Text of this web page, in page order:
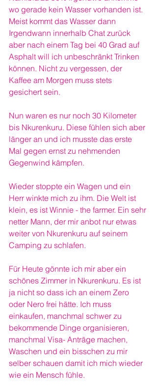
wo gerade kein Wasser vorhanden ist.
Meist kommt das Wasser dann
Irgendwann innerhalb Chat zurück
aber nach einem Tag bei 40 Grad auf
Asphalt will ich unbeschränkt Trinken
können. Nicht zu vergessen, der
Kaffee am Morgen muss stets
gesichert sein.
Nun waren es nur noch 30 Kilometer
bis Nkurenkuru. Diese fühlen sich aber
länger an und ich musste das erste
Mal gegen ernst zu nehmenden
Gegenwind kämpfen.
Wieder stoppte ein Wagen und ein
Herr winkte mich zu ihm. Die Welt ist
klein, es ist Winnie - the farmer. Ein sehr
netter Mann, der mir anbot nur etwas
weiter von Nkurenkuru auf seinem
Camping zu schlafen.
Für Heute gönnte ich mir aber ein
schönes Zimmer in Nkurenkuru. Es ist
ja nicht so dass ich an einem Zero
oder Nero frei hätte. Ich muss
einkaufen, manchmal schwer zu
bekommende Dinge organisieren,
manchmal Visa- Anträge machen,
Waschen und ein bisschen zu mir
selber schauen damit ich mich wieder
wie ein Mensch fühle.